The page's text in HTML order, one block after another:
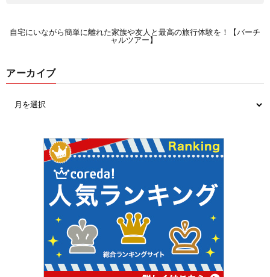
自宅にいながら簡単に離れた家族や友人と最高の旅行体験を！【バーチ
ャルツアー】
アーカイブ